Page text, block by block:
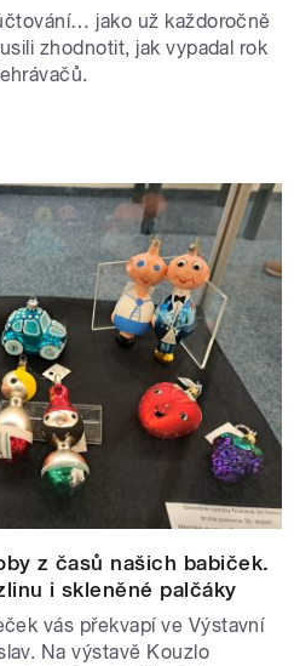
jako už každoročně
zhodnotit, jak vypadal rok
z časů našich babiček.
i skleněné palčáky
vás překvapí ve Výstavní
Na výstavě Kouzlo